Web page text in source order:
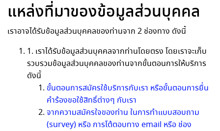
แหล่งที่มาของข้อมูลส่วนบุคคล
เราอาจได้รับข้อมูลส่วนบุคคลของท่านจาก 2 ช่องทาง ดังนี้
1. เราได้รับข้อมูลส่วนบุคคลจากท่านโดยตรง โดยเราจะเก็บ
รวบรวมข้อมูลส่วนบุคคลของท่านจากขั้นตอนการให้บริการ
ดังนี้
ขั้นตอนการสมัครใช้บริการกับเรา หรือขั้นตอนการยื่น
คำร้องขอใช้สิทธิ์ต่างๆ กับเรา
จากความสมัครใจของท่าน ในการทำแบบสอบถาม
(survey) หรือ การโต้ตอบทาง email หรือ ช่อง